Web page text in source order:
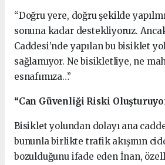
“Doğru yere, doğru şekilde
sonuna kadar destekliyoruz.
Caddesi’nde yapılan bu bisiklet
sağlamıyor. Ne bisikletliye, ne
esnafımıza…”
“Can Güvenliği Riski
Bisiklet yolundan dolayı ana
bununla birlikte trafik akışının
bozulduğunu ifade eden İnan,